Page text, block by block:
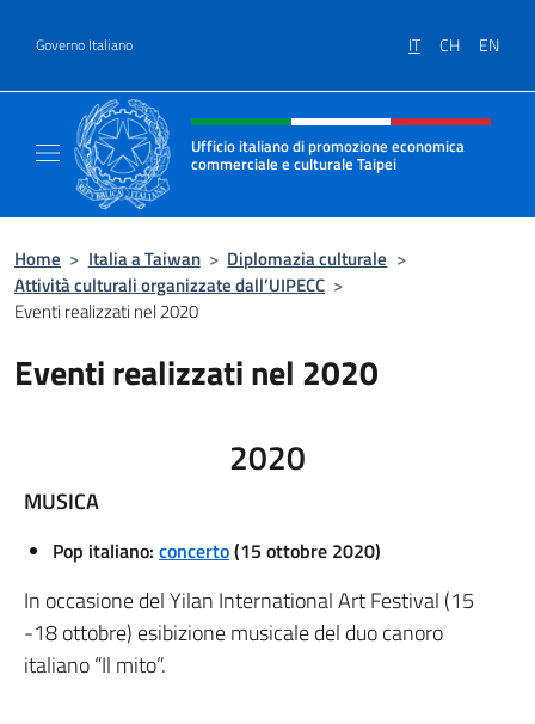
Governo Italiano IT CH EN
Intestazione sito, social e menù
Ufficio italiano di promozione economica
commerciale e culturale Taipei
Home > Italia a Taiwan > Diplomazia culturale >
Attività culturali organizzate dall’UIPECC >
Eventi realizzati nel 2020
Eventi realizzati nel 2020
2020
MUSICA
Pop italiano: concerto(15 ottobre 2020)
In occasione del Yilan International Art Festival (15
-18 ottobre) esibizione musicale del duo canoro
italiano “Il mito”.